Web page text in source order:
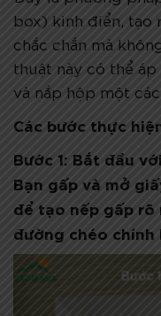
box) kinh điển, tạo
chắc chắn mà
thuật này có thể
và nắp hộp một
Các bước thực
Bước 1: Bắt đầu
Bạn gấp và mở
để tạo nếp gấp rõ
đường chéo chính